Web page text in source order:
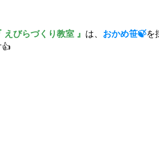
えびらづくり教室 』 は、 おかめ笹🍃を
👍